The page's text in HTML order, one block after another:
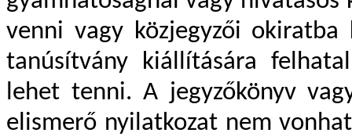
venni vagy közjegyzői
tanúsítvány kiállítására
lehet tenni. A jegyzőkönyv
elismerő nyilatkozat nem